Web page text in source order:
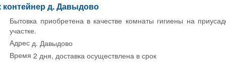
контейнер д. Давыдово
Бытовка приобретена в качестве комнаты гигиены на
участке.
Адрес д. Давыдово
Время2 дня, доставка осуществлена в срок